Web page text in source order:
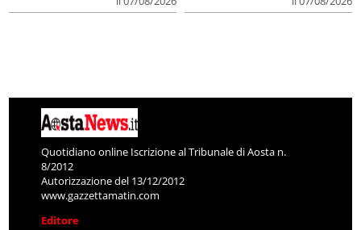
Quotidiano online Iscrizione al Tribunale di Aosta n.
8/2012
Autorizzazione del 13/12/2012
www.gazzettamatin.com
Editore